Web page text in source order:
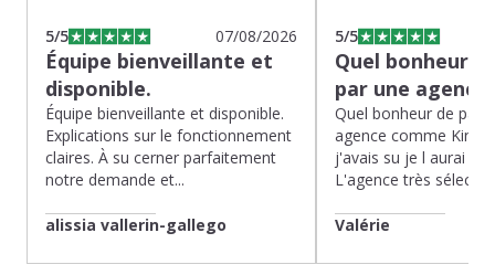
5/5 07/08/2026
Équipe bienveillante et
disponible.
Équipe bienveillante et disponible.
Explications sur le fonctionnement
claires. À su cerner parfaitement
notre demande et...
alissia vallerin-gallego
5/5
Quel bonheur
par une
Quel bonheur de
agence comme
j'avais su je l aurai
L'agence très
Valérie